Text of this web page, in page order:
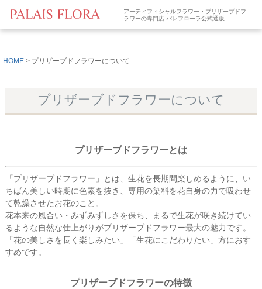
アーティフィシャルフラワー・プリザーブドフ
ラワーの専門店 パレフローラ公式通販
HOME プリザーブドフラワーについて
プリザーブドフラワーについて
プリザーブドフラワーとは
「プリザーブドフラワー」とは、生花を長期間楽しめるように、い
ちばん美しい時期に色素を抜き、専用の染料を花自身の力で吸わせ
て乾燥させたお花のこと。
花本来の風合い・みずみずしさを保ち、まるで生花が咲き続けてい
るような自然な仕上がりがプリザーブドフラワー最大の魅力です。
「花の美しさを長く楽しみたい」「生花にこだわりたい」方におす
すめです。
プリザーブドフラワーの特徴